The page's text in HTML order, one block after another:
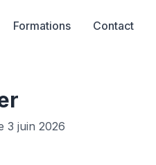
Formations Contact
3 juin 2026